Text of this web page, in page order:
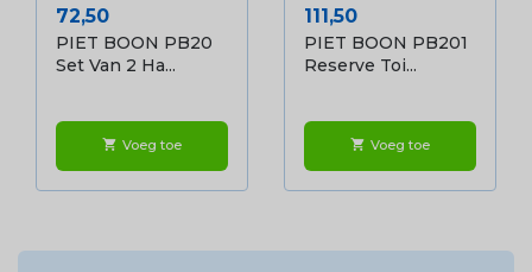
Prijs
72,50
PIET BOON PB20
Set Van 2 Ha...
shopping_cart Voeg toe
Prijs
111,50
PIET BOON PB201
Reserve Toi...
shopping_cart Voeg toe